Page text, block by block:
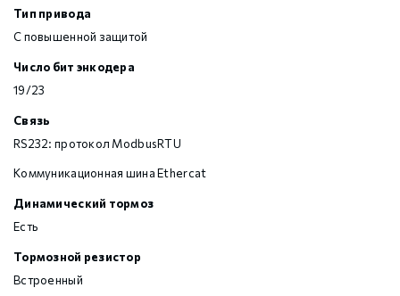
Тип привода
С повышенной защитой
Число бит энкодера
19/23
Связь
RS232: протокол ModbusRTU
Коммуникационная шина Ethercat
Динамический тормоз
Есть
Тормозной резистор
Встроенный